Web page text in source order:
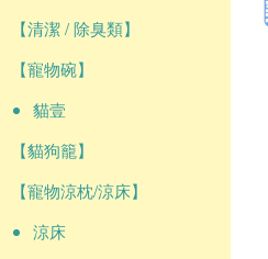
【清潔 / 除臭類】
【寵物碗】
貓壹
【貓狗籠】
【寵物涼枕/涼床】
涼床